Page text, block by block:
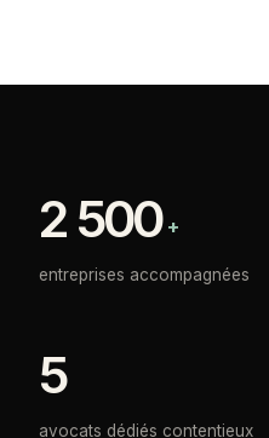
2 500 +
entreprises accompagnées
5
avocats dédiés contentieux